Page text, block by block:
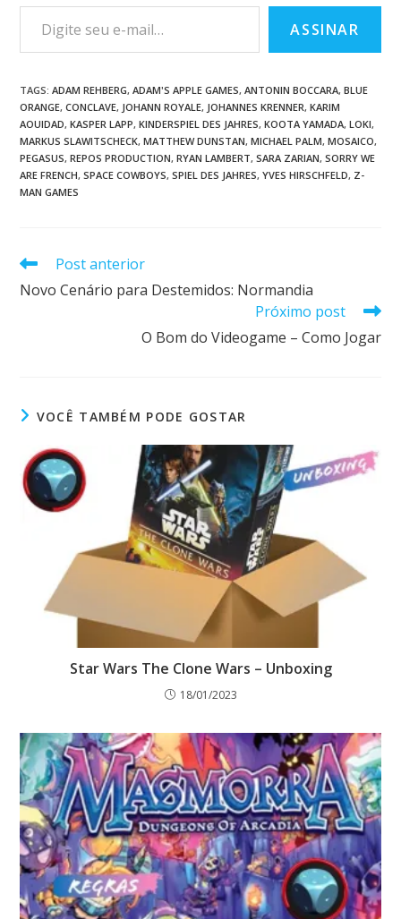
ASSINAR
TAGS:ADAM REHBERG, ADAM'S APPLE GAMES, ANTONIN BOCCARA, BLUE
ORANGE, CONCLAVE, JOHANN ROYALE, JOHANNES KRENNER, KARIM
AOUIDAD, KASPER LAPP, KINDERSPIEL DES JAHRES, KOOTA YAMADA, LOKI,
MARKUS SLAWITSCHECK, MATTHEW DUNSTAN, MICHAEL PALM, MOSAICO,
PEGASUS, REPOS PRODUCTION, RYAN LAMBERT, SARA ZARIAN, SORRY WE
ARE FRENCH, SPACE COWBOYS, SPIEL DES JAHRES, YVES HIRSCHFELD, Z-
MAN GAMES
Post anterior
Novo Cenário para Destemidos: Normandia
Próximo post
O Bom do Videogame – Como Jogar
VOCÊ TAMBÉM PODE GOSTAR
Star Wars The Clone Wars – Unboxing
18/01/2023